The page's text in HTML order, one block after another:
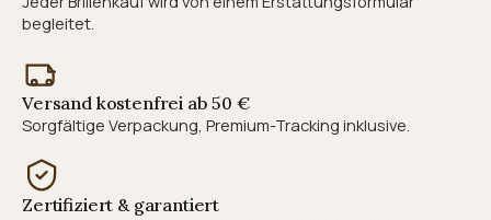
begleitet.
Versand kostenfrei ab 50 €
Sorgfältige Verpackung, Premium-Tracking inklusive.
Zertifiziert & garantiert